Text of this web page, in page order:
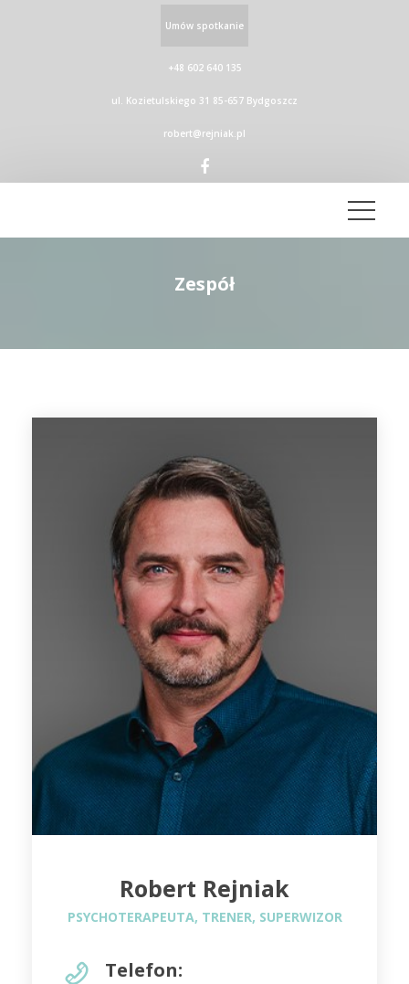
+48 602 640 135
ul. Kozietulskiego 31 85-657 Bydgoszcz
robert@rejniak.pl
Umów spotkanie
Zespół
Robert Rejniak
PSYCHOTERAPEUTA, TRENER, SUPERWIZOR
Telefon: